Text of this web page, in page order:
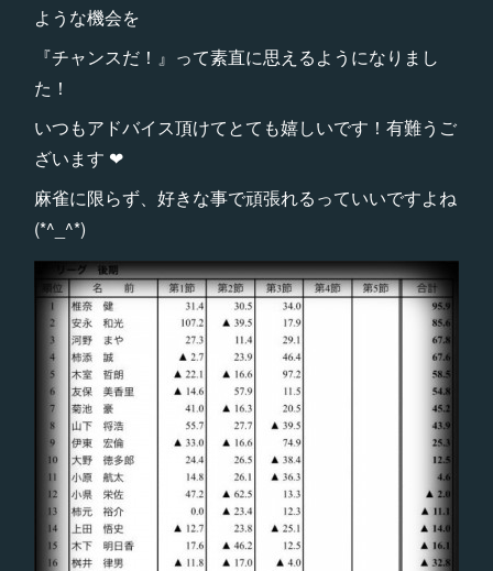
ような機会を
『チャンスだ！』って素直に思えるようになりまし
た！
いつもアドバイス頂けてとても嬉しいです！有難うご
ざいます ❤︎
麻雀に限らず、好きな事で頑張れるっていいですよね
(*^_^*)